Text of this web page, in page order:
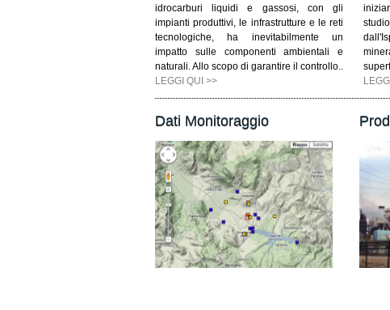
idrocarburi liquidi e gassosi, con gli
impianti produttivi, le infrastrutture e le reti
tecnologiche, ha inevitabilmente un
impatto sulle componenti ambientali e
naturali. Allo scopo di garantire il controllo..
LEGGI QUI >>
Dati Monitoraggio